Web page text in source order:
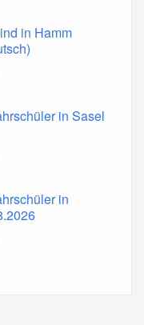
in Hamm
in Sasel
in